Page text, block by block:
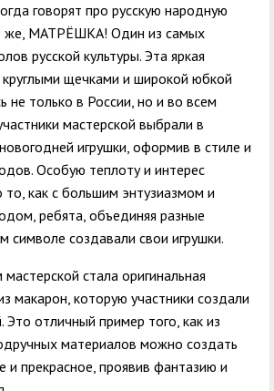
говорят про русскую народную
же, МАТРЁШКА! Один из самых
русской культуры. Эта яркая
круглыми щечками и широкой юбкой
не только в России, но и во всем
мастерской выбрали в
игрушки, оформив в стиле и
Особую теплоту и интерес
как с большим энтузиазмом и
ребята, объединяя разные
символе создавали свои игрушки.
стала оригинальная
макарон, которую участники создали
отличный пример того, как из
материалов можно создать
и прекрасное, проявив фантазию и